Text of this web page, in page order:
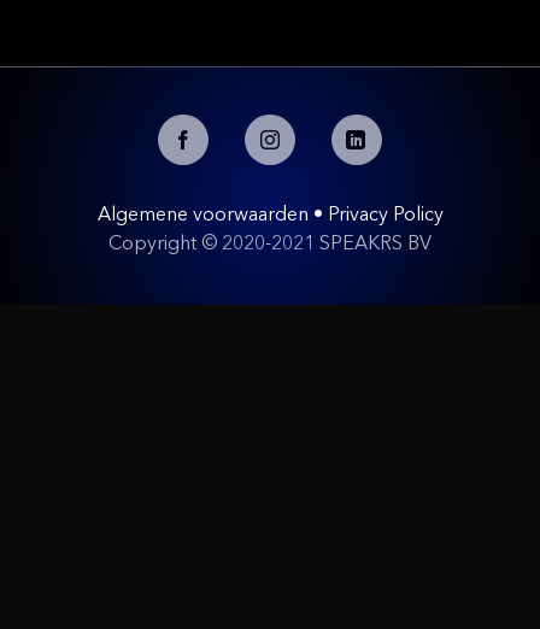
Algemene voorwaarden • Privacy Policy
Copyright © 2020-2021 SPEAKRS BV